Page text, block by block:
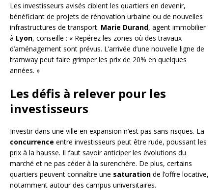
Les investisseurs avisés ciblent les quartiers en devenir,
bénéficiant de projets de rénovation urbaine ou de nouvelles
infrastructures de transport. Marie Durand, agent immobilier
à Lyon, conseille : « Repérez les zones où des travaux
d’aménagement sont prévus. L’arrivée d’une nouvelle ligne de
tramway peut faire grimper les prix de 20% en quelques
années. »
Les défis à relever pour les
investisseurs
Investir dans une ville en expansion n’est pas sans risques. La
concurrence entre investisseurs peut être rude, poussant les
prix à la hausse. Il faut savoir anticiper les évolutions du
marché et ne pas céder à la surenchère. De plus, certains
quartiers peuvent connaître une saturation de l’offre locative,
notamment autour des campus universitaires.